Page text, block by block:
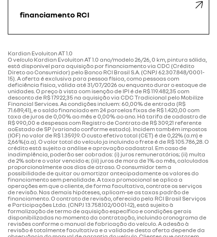
financiamento RCI
Kardian Evoluiton AT 1.0
O veículo Kardian Evoluiton AT 1.0 ano/modelo 26/26, 0 km, pintura sólida,
está disponivel para aquisição por financiamento via CDC (Crédito
Direto ao Consumidor) pelo Banco RCI Brasil S.A. (CNPJ 62.307.848/0001-
15). A oferta é exclusiva para pessoa física, como pessoas com
deficiência fisica, válida até 31/07/2026 ou enquanto durar o estoque de
unidades. O preço à vista com isenção de IPI é de R$ 119.482,35 com
desconto de R$ 17.922,35 na aquisição via CDC Tradicional pelo Mobilize
Financial Services. As condições incluem: 60,00% de entrada (R$
71.689,41), e o saldo financiado em 24 parcelas fixas de R$ 1.420,00 com
taxa de juros de 0,00% ao mês e 0,00% ao ano. Há tarifa de cadastro de
R$ 990,00 e despesas com Registro de Contrato de R$ 309,21 referente
aoEstado de SP (variando conforme estado). Incidem também impostos
(IOF) no valor de R$ 1.359,19. O custo efetivo total (CET) é de 0,22% (a.m) e
2,66%(a.a). O valor total do veículo ja incluindo o frete é de R$ 105.786,28. O
crédito está sujeito a análise e aprovação cadastral. Em caso de
inadimplência, poderão ser cobrados: (i) juros remuneratórios; (ii) multa
de 2% sobre o valor vencido e; (iii) juros de mora de 1% ao mês, calculados
proporcionalmente aos dias de atraso. O consumidor tem a
possibilidade de quitar ou amortizar antecipadamente os valores do
financiamento sem penalidade. A taxa promocional se aplica a
operações em que o cliente, de forma facultativa, contrate os serviços
de revisão. Nas demais hipóteses, aplicam-se as taxas padrão de
financiamento. O contrato de revisão, oferecido pela RCI Brasil Serviços
e Participações Ltda. (CNPJ 13.758.102/0001-12), está sujeito à
formalização de termo de aquisição específico e condições gerais
disponibilizadas no momento da contratação, incluindo cronograma de
revisões conforme o manual de fabricação do veículo. A adesão à
revisão é totalmente facultativa e a validade desta oferta depende da